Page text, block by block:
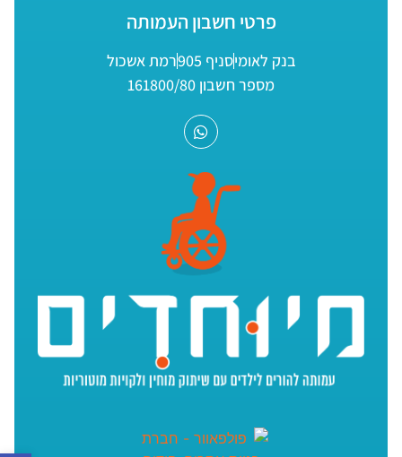
פרטי חשבון העמותה
בנק לאומיסניף 905
רמת אשכול
מספר חשבון 161800/80